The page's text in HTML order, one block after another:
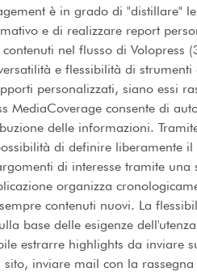
è in grado di "distillare"
e di realizzare report
nel flusso di Volopress
e flessibilità di
personalizzati, siano essi
MediaCoverage consente di
delle informazioni.
di definire liberamente
di interesse tramite
organizza
contenuti nuovi. La
base delle esigenze
estrarre highlights da inviare
inviare mail con la